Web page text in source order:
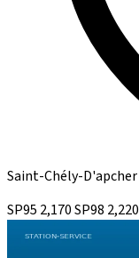
Saint-Chély-D'apcher
SP95 2,170SP98 2,220